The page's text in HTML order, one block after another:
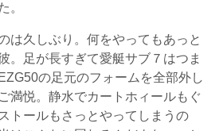
。
は久しぶり。何をやってもあっと
。足が長すぎて愛艇サブ７はつま
の足元のフォームを全部外し
満悦。静水でカートホィールもぐ
トールもさっとやってしまうの